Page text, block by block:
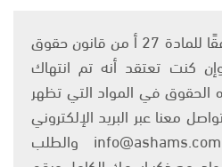
يتم الاستخدام المواد وفقًا للمادة 27 أ من قانون حقوق
والنشر 2007، وإن كنت تعتقد أنه تم انتهاك
في المواد التي تظهر
معنا عبر البريد الإلكتروني
على العنوان التالي: info@ashams.com والطلب